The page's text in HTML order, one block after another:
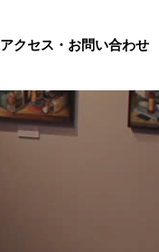
アクセス・お問い合わせ